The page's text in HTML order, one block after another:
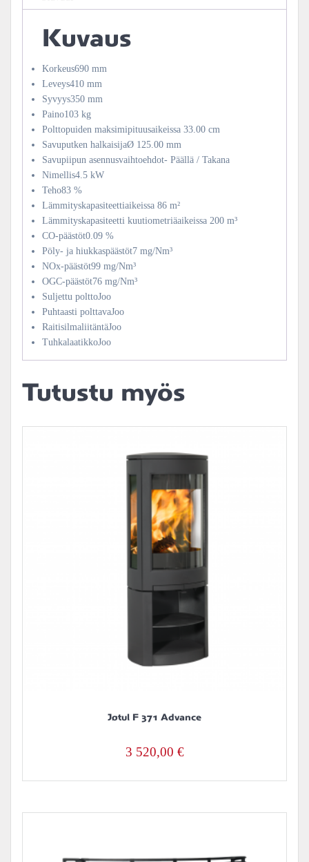
Kuvaus
Korkeus690 mm
Leveys410 mm
Syvyys350 mm
Paino103 kg
Polttopuiden maksimipituusaikeissa 33.00 cm
Savuputken halkaisijaØ 125.00 mm
Savupiipun asennusvaihtoehdot- Päällä / Takana
Nimellis4.5 kW
Teho83 %
Lämmityskapasiteettiaikeissa 86 m²
Lämmityskapasiteetti kuutiometriäaikeissa 200 m³
CO-päästöt0.09 %
Pöly- ja hiukkaspäästöt7 mg/Nm³
NOx-päästöt99 mg/Nm³
OGC-päästöt76 mg/Nm³
Suljettu polttoJoo
Puhtaasti polttavaJoo
RaitisilmaliitäntäJoo
TuhkalaatikkoJoo
Tutustu myös
Jøtul F 371 Advance
3 520,00 €